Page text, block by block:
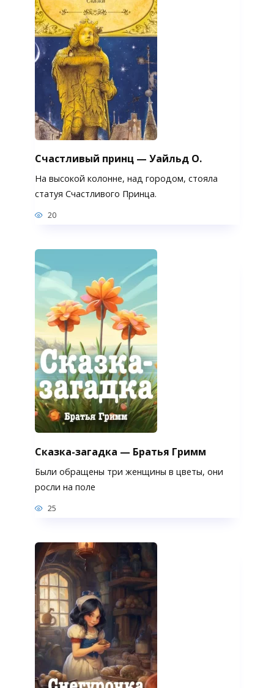
Счастливый принц — Уайльд О.
На высокой колонне, над городом, стояла
статуя Счастливого Принца.
20
Сказка-загадка — Братья Гримм
Были обращены три женщины в цветы, они
росли на поле
25